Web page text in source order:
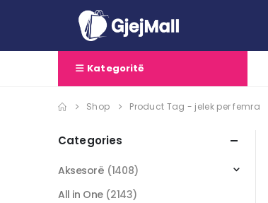
Kategoritë
Shop Product Tag - jelek per femra
Categories
Aksesorë (1408)
All in One (2143)